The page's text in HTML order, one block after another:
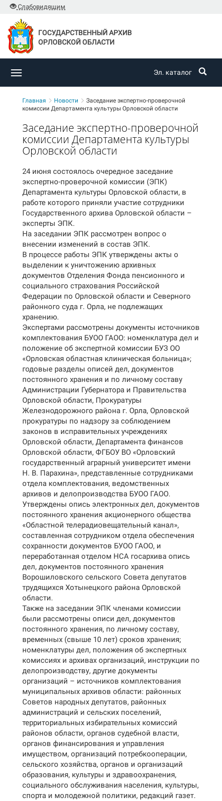
Слабовидящим
ГОСУДАРСТВЕННЫЙ АРХИВ
ОРЛОВСКОЙ ОБЛАСТИ
Toggle
Эл. каталог
Главная Новости
Заседание экспертно-проверочной
комиссии Департамента культуры Орловской области
Заседание экспертно-проверочной
комиссии Департамента культуры
Орловской области
24 июня состоялось очередное заседание
экспертно-проверочной комиссии (ЭПК)
Департамента культуры Орловской области, в
работе которого приняли участие сотрудники
Государственного архива Орловской области –
эксперты ЭПК.
На заседании ЭПК рассмотрен вопрос о
внесении изменений в состав ЭПК.
В процессе работы ЭПК утверждены акты о
выделении к уничтожению архивных
документов Отделения Фонда пенсионного и
социального страхования Российской
Федерации по Орловской области и Северного
районного суда г. Орла, не подлежащих
хранению.
Экспертами рассмотрены документы источников
комплектования БУОО ГАОО: номенклатура дел и
положение об экспертной комиссии БУЗ ОО
«Орловская областная клиническая больница»;
годовые разделы описей дел, документов
постоянного хранения и по личному составу
Администрации Губернатора и Правительства
Орловской области, Прокуратуры
Железнодорожного района г. Орла, Орловской
прокуратуры по надзору за соблюдением
законов в исправительных учреждениях
Орловской области, Департамента финансов
Орловской области, ФГБОУ ВО «Орловский
государственный аграрный университет имени
Н. В. Парахина», представленные сотрудниками
отдела комплектования, ведомственных
архивов и делопроизводства БУОО ГАОО.
Утверждены опись электронных дел, документов
постоянного хранения акционерного общества
«Областной телерадиовещательный канал»,
составленная сотрудником отдела обеспечения
сохранности документов БУОО ГАОО, и
переработанная отделом НСА госархива опись
дел, документов постоянного хранения
Ворошиловского сельского Совета депутатов
трудящихся Хотынецкого района Орловской
области.
Также на заседании ЭПК членами комиссии
были рассмотрены описи дел, документов
постоянного хранения, по личному составу,
временных (свыше 10 лет) сроков хранения;
номенклатуры дел, положения об экспертных
комиссиях и архивах организаций, инструкции по
делопроизводству, другие документы
организаций – источников комплектования
муниципальных архивов области: районных
Советов народных депутатов, районных
администраций и сельских поселений,
территориальных избирательных комиссий
районов области, органов судебной власти,
органов финансирования и управления
имуществом, организаций потребкооперации,
сельского хозяйства, органов и организаций
образования, культуры и здравоохранения,
социального обслуживания населения, культуры,
спорта и молодежной политики, редакций газет.